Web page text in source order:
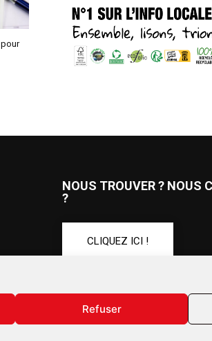
Refuser
NOUS TROUVER ? NOUS
?
CLIQUEZ ICI !